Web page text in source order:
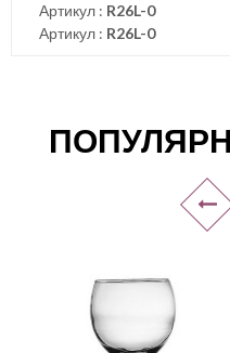
Артикул : R26L-0
Артикул : R26L-0